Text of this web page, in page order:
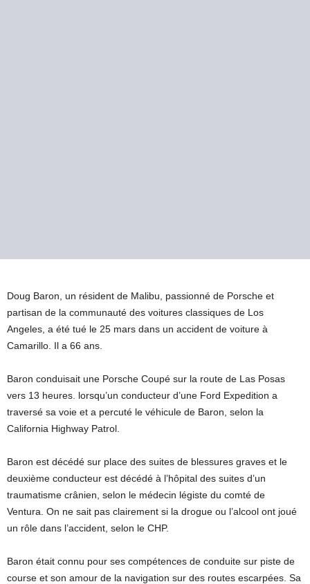
Doug Baron, un résident de Malibu, passionné de Porsche et
partisan de la communauté des voitures classiques de Los
Angeles, a été tué le 25 mars dans un accident de voiture à
Camarillo. Il a 66 ans.
Baron conduisait une Porsche Coupé sur la route de Las Posas
vers 13 heures. lorsqu’un conducteur d’une Ford Expedition a
traversé sa voie et a percuté le véhicule de Baron, selon la
California Highway Patrol.
Baron est décédé sur place des suites de blessures graves et le
deuxième conducteur est décédé à l’hôpital des suites d’un
traumatisme crânien, selon le médecin légiste du comté de
Ventura. On ne sait pas clairement si la drogue ou l’alcool ont joué
un rôle dans l’accident, selon le CHP.
Baron était connu pour ses compétences de conduite sur piste de
course et son amour de la navigation sur des routes escarpées. Sa